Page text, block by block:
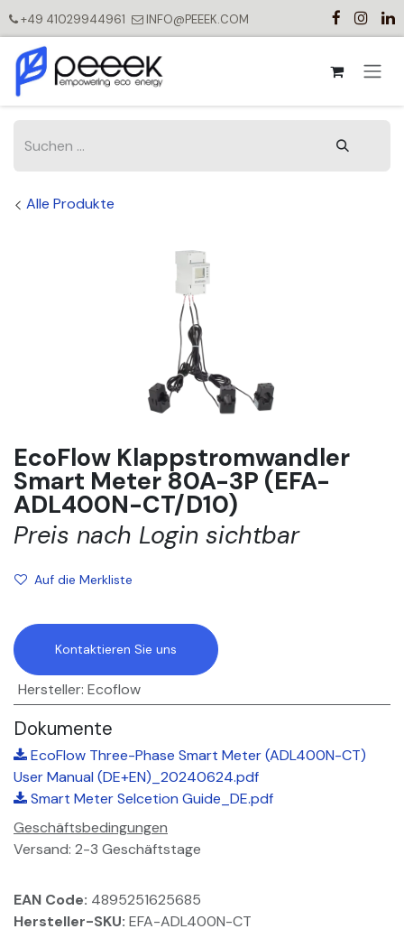
+49 41029944961 INFO@PEEEK.COM
Alle Produkte
EcoFlow Klappstromwandler
Smart Meter 80A-3P (EFA-
ADL400N-CT/D10)
Preis nach Login sichtbar
Auf die Merkliste
Kontaktieren Sie uns
Hersteller: Ecoflow
Dokumente
EcoFlow Three-Phase Smart Meter (ADL400N-CT)
User Manual (DE+EN)_20240624.pdf
Smart Meter Selcetion Guide_DE.pdf
Geschäftsbedingungen
Versand: 2-3 Geschäftstage
EAN Code: 4895251625685
Hersteller-SKU: EFA-ADL400N-CT